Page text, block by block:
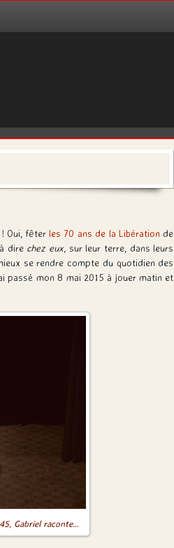
Oui, fêterles 70 ans de la Libération de
dire chez eux, sur leur terre, dans leurs
se rendre compte du quotidien des
passé mon 8 mai 2015 à jouer matin et
Gabriel raconte…